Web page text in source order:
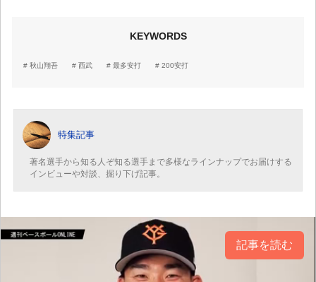
KEYWORDS
秋山翔吾 西武 最多安打 200安打
特集記事
著名選手から知る人ぞ知る選手まで多様なラインナップでお届けする
インビューや対談、掘り下げ記事。
記事を読む